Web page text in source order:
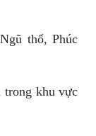
thổ, Phúc
trong khu vực